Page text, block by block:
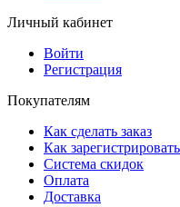
Личный кабинет
Войти
Регистрация
Покупателям
Как сделать заказ
Как
Система скидок
Оплата
Доставка